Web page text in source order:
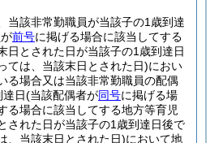
当該非常勤職員が当該子の1歳到達
前号に掲げる場合に該当してする
日とされた日が当該子の1歳到達日
ては、当該末日とされた日)におい
る場合又は当該非常勤職員の配偶
日(当該配偶者が同号に掲げる場
る場合に該当してする地方等育児
された日が当該子の1歳到達日後で
、当該末日とされた日)において地